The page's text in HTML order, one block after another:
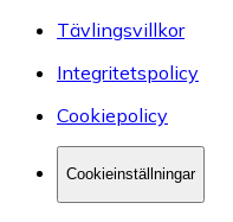
Tävlingsvillkor
Integritetspolicy
Cookiepolicy
Cookieinställningar